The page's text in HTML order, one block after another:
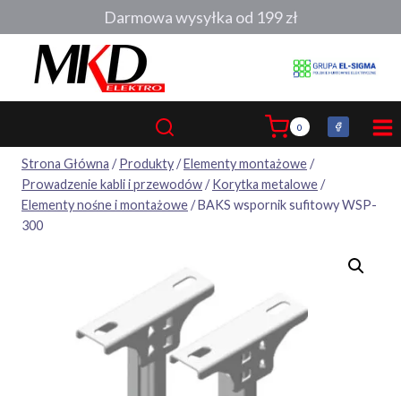
do
0
Strona Główna / Produkty/Elementy montażowe/
Prowadzenie kabli i przewodów/ Korytka metalowe/
Elementy nośne i montażowe/BAKS wspornik sufitowy WSP-
300
Darmowa wysyłka od 199 zł